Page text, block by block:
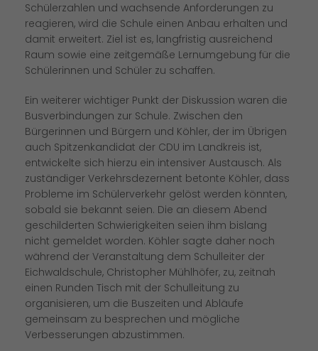
Schülerzahlen und wachsende Anforderungen zu
reagieren, wird die Schule einen Anbau erhalten und
damit erweitert. Ziel ist es, langfristig ausreichend
Raum sowie eine zeitgemäße Lernumgebung für die
Schülerinnen und Schüler zu schaffen.
Ein weiterer wichtiger Punkt der Diskussion waren die
Busverbindungen zur Schule. Zwischen den
Bürgerinnen und Bürgern und Köhler, der im Übrigen
auch Spitzenkandidat der CDU im Landkreis ist,
entwickelte sich hierzu ein intensiver Austausch. Als
zuständiger Verkehrsdezernent betonte Köhler, dass
Probleme im Schülerverkehr gelöst werden könnten,
sobald sie bekannt seien. Die an diesem Abend
geschilderten Schwierigkeiten seien ihm bislang
nicht gemeldet worden. Köhler sagte daher noch
während der Veranstaltung dem Schulleiter der
Eichwaldschule, Christopher Mühlhöfer, zu, zeitnah
einen Runden Tisch mit der Schulleitung zu
organisieren, um die Buszeiten und Abläufe
gemeinsam zu besprechen und mögliche
Verbesserungen abzustimmen.